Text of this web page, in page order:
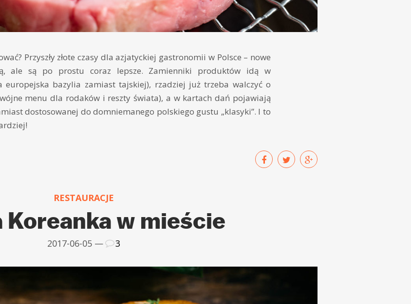
Przyszły złote czasy dla azjatyckiej gastronomii w Polsce – nowe
ale są po prostu coraz lepsze. Zamienniki produktów idą w
europejska bazylia zamiast tajskiej), rzadziej już trzeba walczyć o
menu dla rodaków i reszty świata), a w kartach dań pojawiają
dostosowanej do domniemanego polskiego gustu „klasyki”. I to
RESTAURACJE
Koreanka w mieście
2017-06-05 — 3